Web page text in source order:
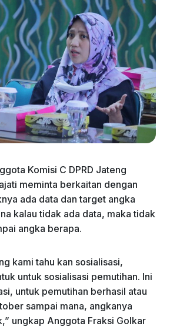
Komisi C DPRD Jateng
meminta berkaitan dengan
ada data dan target angka
kalau tidak ada data, maka tidak
angka berapa.
kami tahu kan sosialisasi,
untuk sosialisasi pemutihan. Ini
untuk pemutihan berhasil atau
sampai mana, angkanya
ungkap Anggota Fraksi Golkar